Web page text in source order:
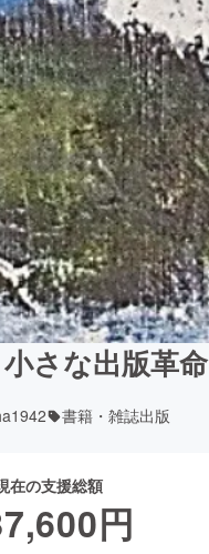
さな出版革
書籍・雑誌出版
在の支援総額
円